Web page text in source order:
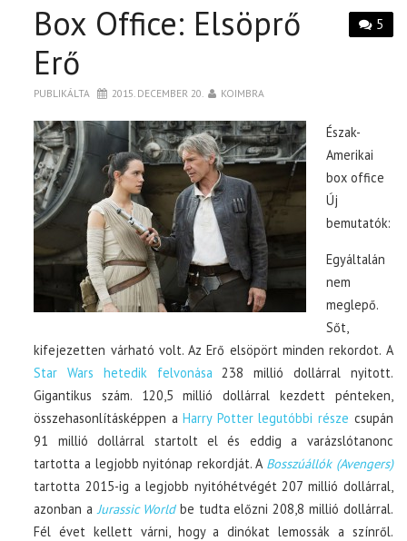
5
Box Office: Elsöprő
Erő
PUBLIKÁLTA 2015. DECEMBER 20. KOIMBRA
Észak-
Amerikai
box office
Új
bemutatók:
Egyáltalán
nem
meglepő.
Sőt,
kifejezetten várható volt. Az Erő elsöpört minden rekordot. A
Star Wars hetedik felvonása 238 millió dollárral nyitott.
Gigantikus szám. 120,5 millió dollárral kezdett pénteken,
összehasonlításképpen aHarry Potter legutóbbi része csupán
91 millió dollárral startolt el és eddig a varázslótanonc
tartotta a legjobb nyitónap rekordját. A Bosszúállók (Avengers)
tartotta 2015-ig a legjobb nyitóhétvégét 207 millió dollárral,
azonban a Jurassic Worldbe tudta előzni 208,8 millió dollárral.
Fél évet kellett várni, hogy a dinókat lemossák a színről.